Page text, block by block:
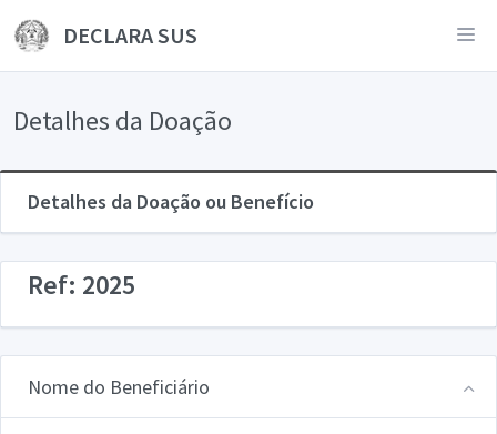
DECLARA SUS
Detalhes da Doação
Detalhes da Doação ou Benefício
Ref: 2025
Nome do Beneficiário